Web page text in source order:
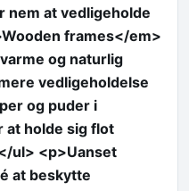
nem at vedligeholde
frames</em>
og naturlig
vedligeholdelse
og puder i
at holde sig flot
ul> <p>Uanset
at beskytte